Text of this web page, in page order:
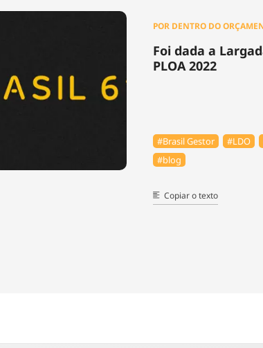
POR DENTRO DO
Foi dada a
PLOA 2022
#Brasil Gestor #LDO
#blog
Copiar o texto